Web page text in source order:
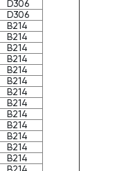
D306
D306
B214
B214
B214
B214
B214
B214
B214
B214
B214
B214
B214
B214
B214